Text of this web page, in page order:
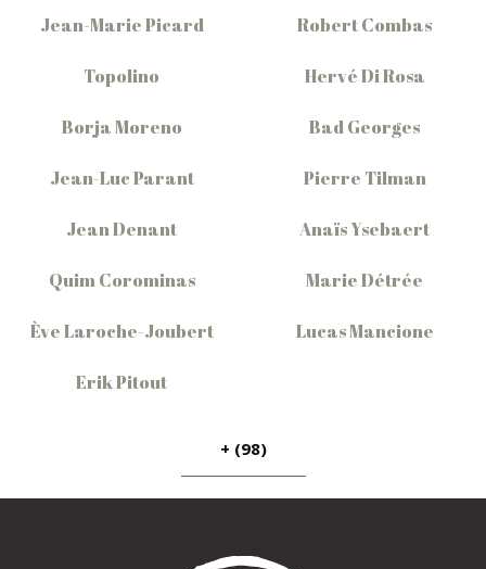
Jean-Marie Picard Robert Combas
Topolino Hervé Di Rosa
Borja Moreno Bad Georges
Jean-Luc Parant Pierre Tilman
Jean Denant Anaïs Ysebaert
Quim Corominas Marie Détrée
Ève Laroche-Joubert Lucas Mancione
Erik Pitout
+ (98)